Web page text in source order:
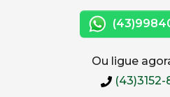
Ou ligue
(43)3152-